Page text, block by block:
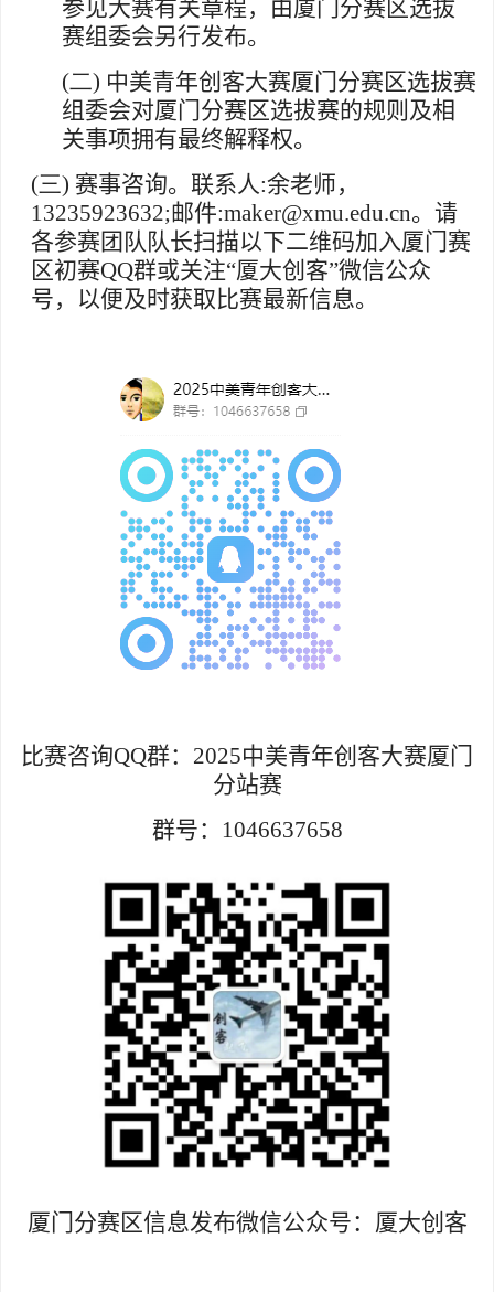
参见大赛有关章程，由厦门分赛区选拔
赛组委会另行发布。
(二) 中美青年创客大赛厦门分赛区选拔赛
组委会对厦门分赛区选拔赛的规则及相
关事项拥有最终解释权。
(三) 赛事咨询。联系人:余老师，
13235923632;邮件:maker@xmu.edu.cn。请
各参赛团队队长扫描以下二维码加入厦门赛
区初赛QQ群或关注“厦大创客”微信公众
号，以便及时获取比赛最新信息。
比赛咨询QQ群： 2025中美青年创客大赛厦门
分站赛
群号：
1046637658
厦门分赛区信息发布微信公众号：厦大创客